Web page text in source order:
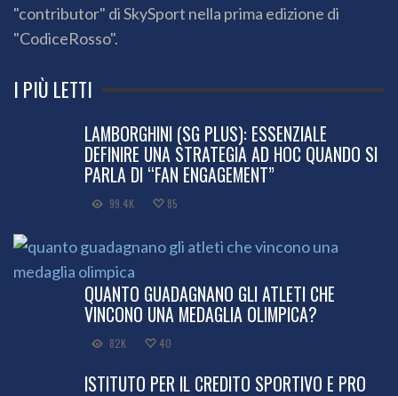
"contributor" di SkySport nella prima edizione di
"CodiceRosso".
I PIÙ LETTI
LAMBORGHINI (SG PLUS): ESSENZIALE
DEFINIRE UNA STRATEGIA AD HOC QUANDO SI
PARLA DI “FAN ENGAGEMENT”
99.4K 85
QUANTO GUADAGNANO GLI ATLETI CHE
VINCONO UNA MEDAGLIA OLIMPICA?
82K 40
ISTITUTO PER IL CREDITO SPORTIVO E PRO